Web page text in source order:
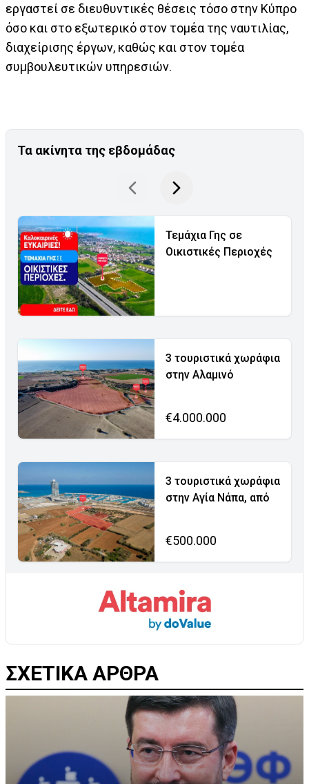
εργαστεί σε διευθυντικές θέσεις τόσο στην Κύπρο
όσο και στο εξωτερικό στον τομέα της ναυτιλίας,
διαχείρισης έργων, καθώς και στον τομέα
συμβουλευτικών υπηρεσιών.
Τα ακίνητα της εβδομάδας
Τεμάχια Γης σε
Οικιστικές Περιοχές
3 τουριστικά χωράφια
στην Αλαμινό
€4.000.000
3 τουριστικά χωράφια
στην Αγία Νάπα, από
€500.000
ΣΧΕΤΙΚΑ ΑΡΘΡΑ